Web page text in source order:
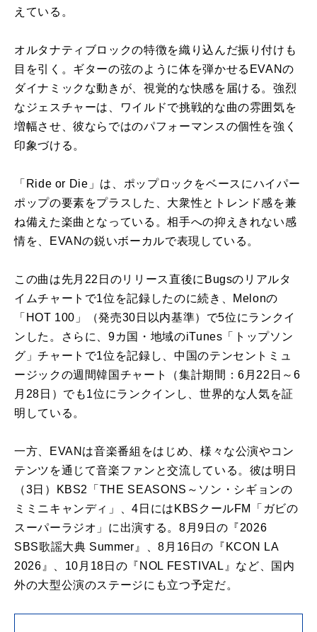
えている。
オルタナティブロックの特徴を織り込んだ振り付けも
目を引く。ギターの弦のように体を弾かせるEVANの
ダイナミックな動きが、視覚的な快感を届ける。強烈
なジェスチャーは、ワイルドで挑戦的な曲の雰囲気を
増幅させ、彼ならではのパフォーマンスの個性を強く
印象づける。
「Ride or Die」は、ポップロックをベースにハイパー
ポップの要素をプラスした、大衆性とトレンド感を兼
ね備えた楽曲となっている。相手への抑えきれない感
情を、EVANの鋭いボーカルで表現している。
この曲は先月22日のリリース直後にBugsのリアルタ
イムチャートで1位を記録したのに続き、Melonの
「HOT 100」（発売30日以内基準）で5位にランクイ
ンした。さらに、9カ国・地域のiTunes「トップソン
グ」チャートで1位を記録し、中国のテンセントミュ
ージックの週間韓国チャート（集計期間：6月22日～6
月28日）でも1位にランクインし、世界的な人気を証
明している。
一方、EVANは音楽番組をはじめ、様々な公演やコン
テンツを通じて音楽ファンと交流している。彼は明日
（3日）KBS2「THE SEASONS～ソン・シギョンの
ミミニキャンディ」、4日にはKBSクールFM「ガビの
スーパーラジオ」に出演する。8月9日の『2026
SBS歌謡大典 Summer』、8月16日の『KCON LA
2026』、10月18日の『NOL FESTIVAL』など、国内
外の大型公演のステージにも立つ予定だ。